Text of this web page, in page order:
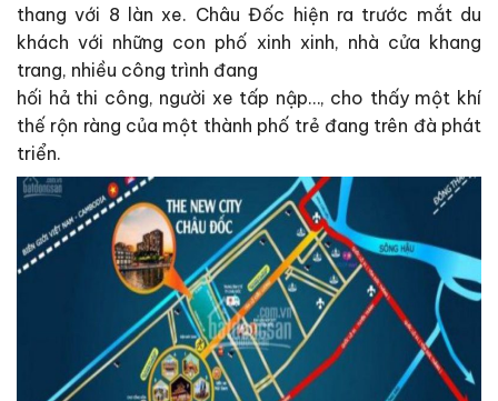
thang với 8 làn xe. Châu Đốc hiện ra trước mắt du
khách với những con phố xinh xinh, nhà cửa khang
trang, nhiều công trình đang
hối hả thi công, người xe tấp nập…, cho thấy một khí
thế rộn ràng của một thành phố trẻ đang trên đà phát
triển.